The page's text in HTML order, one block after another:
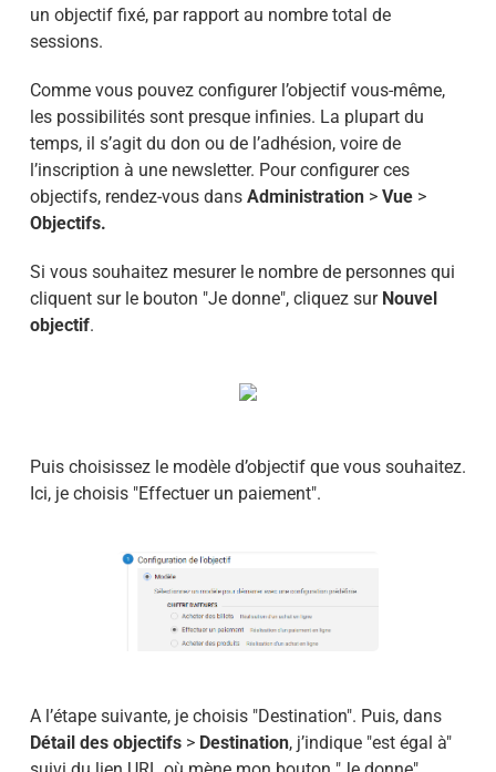
un objectif fixé, par rapport au nombre total de
sessions.
Comme vous pouvez configurer l’objectif vous-même,
les possibilités sont presque infinies. La plupart du
temps, il s’agit du don ou de l’adhésion, voire de
l’inscription à une newsletter. Pour configurer ces
objectifs, rendez-vous dans Administration> Vue>
Objectifs.
Si vous souhaitez mesurer le nombre de personnes qui
cliquent sur le bouton "Je donne", cliquez sur Nouvel
objectif.
Puis choisissez le modèle d’objectif que vous souhaitez.
Ici, je choisis "Effectuer un paiement".
A l’étape suivante, je choisis "Destination". Puis, dans
Détail des objectifs> Destination, j’indique "est égal à"